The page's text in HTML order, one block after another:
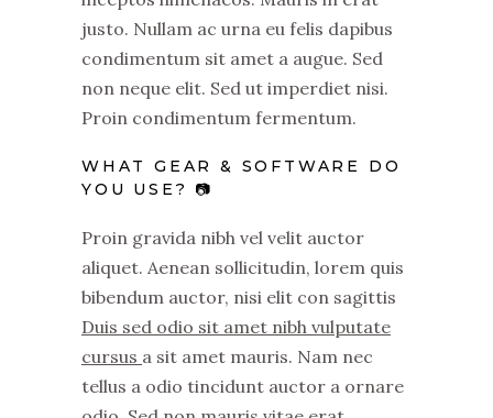
justo. Nullam ac urna eu felis dapibus
condimentum sit amet a augue. Sed
non neque elit. Sed ut imperdiet nisi.
Proin condimentum fermentum.
WHAT GEAR & SOFTWARE DO
YOU USE? 📷
Proin gravida nibh vel velit auctor
aliquet. Aenean sollicitudin, lorem quis
bibendum auctor, nisi elit con sagittis
Duis sed odio sit amet nibh vulputate
cursus a sit amet mauris. Nam nec
tellus a odio tincidunt auctor a ornare